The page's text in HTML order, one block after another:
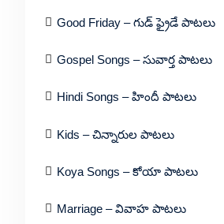
Good Friday – గుడ్ ఫ్రైడే పాటలు
Gospel Songs – సువార్త పాటలు
Hindi Songs – హిందీ పాటలు
Kids – చిన్నారుల పాటలు
Koya Songs – కోయా పాటలు
Marriage – వివాహ పాటలు